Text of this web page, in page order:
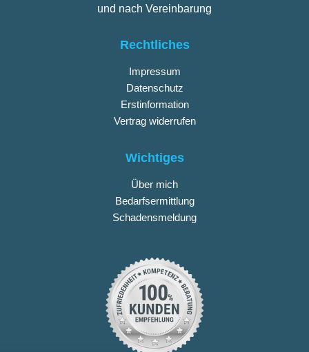
und nach Vereinbarung
Rechtliches
Impressum
Datenschutz
Erstinformation
Vertrag widerrufen
Wichtiges
Über mich
Bedarfsermittlung
Schadensmeldung